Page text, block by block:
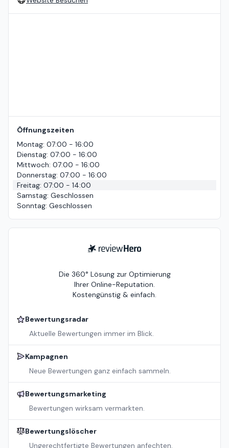
Öffnungszeiten
Montag: 07:00 - 16:00
Dienstag: 07:00 - 16:00
Mittwoch: 07:00 - 16:00
Donnerstag: 07:00 - 16:00
Freitag: 07:00 - 14:00
Samstag: Geschlossen
Sonntag: Geschlossen
ReviewHero
Die 360° Lösung zur Optimierung
Ihrer Online-Reputation.
Kostengünstig & einfach.
Bewertungsradar
Aktuelle Bewertungen immer im Blick.
Kampagnen
Neue Bewertungen ganz einfach sammeln.
Bewertungsmarketing
Bewertungen wirksam vermarkten.
Bewertungslöscher
Ungerechtfertigte Bewertungen anfechten.